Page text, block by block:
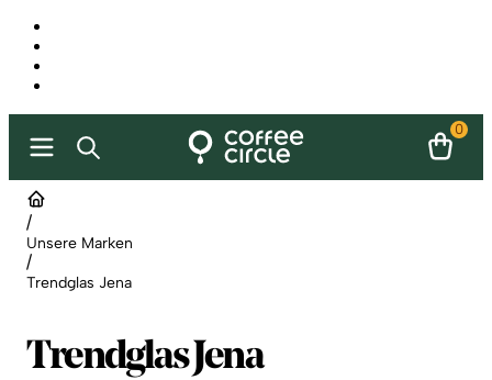
0
/
Unsere Marken
/
Trendglas Jena
Trendglas Jena